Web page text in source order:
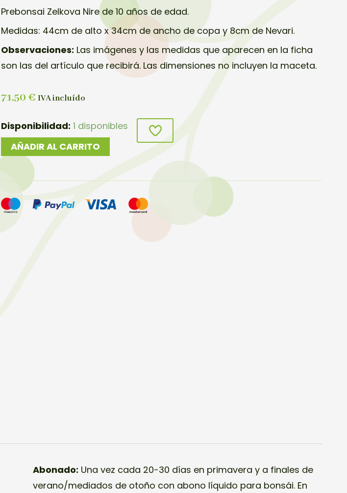
Prebonsai Zelkova Nire de 10 años de edad.
Medidas: 44cm de alto x 34cm de ancho de copa y 8cm de Nevari.
Observaciones: Las imágenes y las medidas que aparecen en la ficha
son las del artículo que recibirá. Las dimensiones no incluyen la maceta.
71,50€ IVA incluído
Disponibilidad: 1 disponibles
PEBONSAI
ZELKOVA
NIRE
cantidad
AÑADIR AL CARRITO
Abonado: Una vez cada 20-30 días en primavera y a finales de
verano/mediados de otoño con abono líquido para bonsái. En